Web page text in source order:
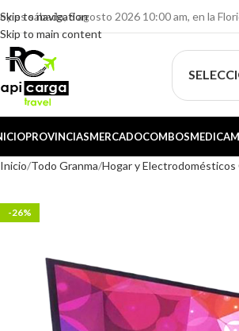
Skip to navigation
Skip to main content
es sábado, 8 agosto 2026 10:00 am, en la
PROVINCIASMERCADOCOMBOS
Inicio Todo Granma Hogar y Electrodomésticos
-26%